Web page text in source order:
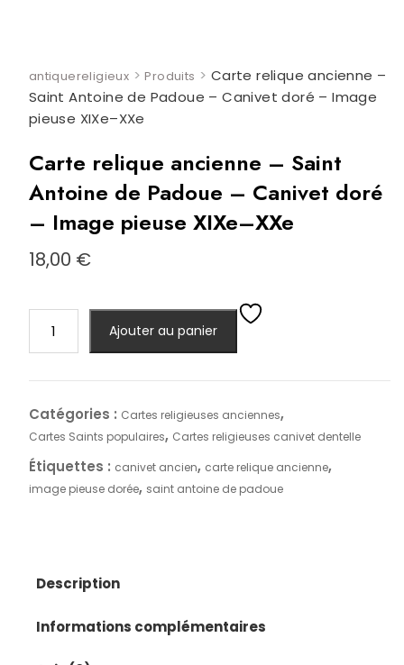
antiquereligieux >Produits > Carte relique ancienne –
Saint Antoine de Padoue – Canivet doré – Image
pieuse XIXe–XXe
Carte relique ancienne – Saint
Antoine de Padoue – Canivet doré
– Image pieuse XIXe–XXe
18,00 €
relique
ancienne
Antoine
de
doré
Image
Ajouter au panier
Catégories : Cartes religieuses anciennes,
Cartes Saints populaires, Cartes religieuses canivet dentelle
Étiquettes : canivet ancien, carte relique ancienne,
image pieuse dorée, saint antoine de padoue
Description
Informations complémentaires